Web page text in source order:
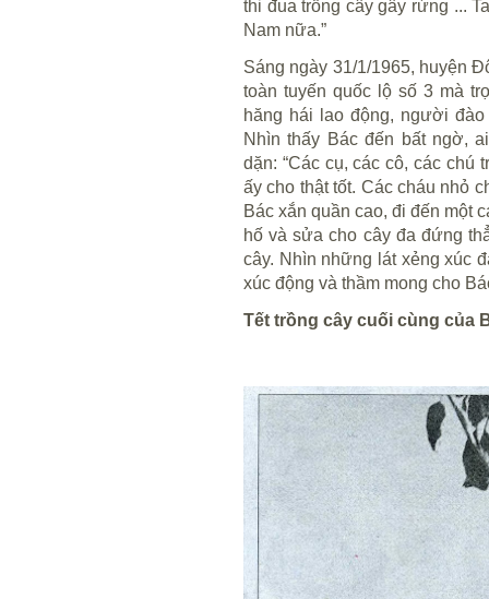
thi đua trồng cây gây rừng ...
Nam nữa.”
Sáng ngày 31/1/1965, huyện
toàn tuyến quốc lộ số 3 mà
hăng hái lao động, người
Nhìn thấy Bác đến bất ngờ,
dặn: “Các cụ, các cô, các chú
ấy cho thật tốt. Các cháu nhỏ
Bác xắn quần cao, đi đến một
hố và sửa cho cây đa đứng
cây. Nhìn những lát xẻng xúc
xúc động và thầm mong cho
Tết trồng cây cuối cùng của